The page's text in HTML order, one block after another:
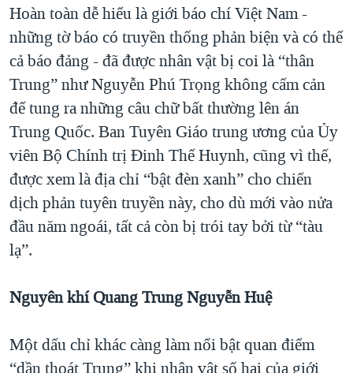
Hoàn toàn dễ hiểu là giới báo chí Việt Nam -
những tờ báo có truyền thống phản biện và có thể
cả báo đảng - đã được nhân vật bị coi là “thân
Trung” như Nguyễn Phú Trọng không cấm cản
để tung ra những câu chữ bất thường lên án
Trung Quốc. Ban Tuyên Giáo trung ương của Ủy
viên Bộ Chính trị Đinh Thế Huynh, cũng vì thế,
được xem là địa chỉ “bật đèn xanh” cho chiến
dịch phản tuyên truyền này, cho dù mới vào nửa
đầu năm ngoái, tất cả còn bị trói tay bởi từ “tàu
lạ”.
Nguyên khí Quang Trung Nguyễn Huệ
Một dấu chỉ khác càng làm nổi bật quan điểm
“dần thoát Trung” khi nhân vật số hai của giới